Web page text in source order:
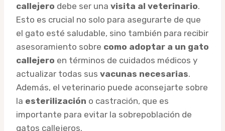
callejero debe ser una visita al veterinario.
Esto es crucial no solo para asegurarte de que
el gato esté saludable, sino también para recibir
asesoramiento sobre como adoptar a un gato
callejero en términos de cuidados médicos y
actualizar todas sus vacunas necesarias.
Además, el veterinario puede aconsejarte sobre
la esterilización o castración, que es
importante para evitar la sobrepoblación de
gatos callejeros.